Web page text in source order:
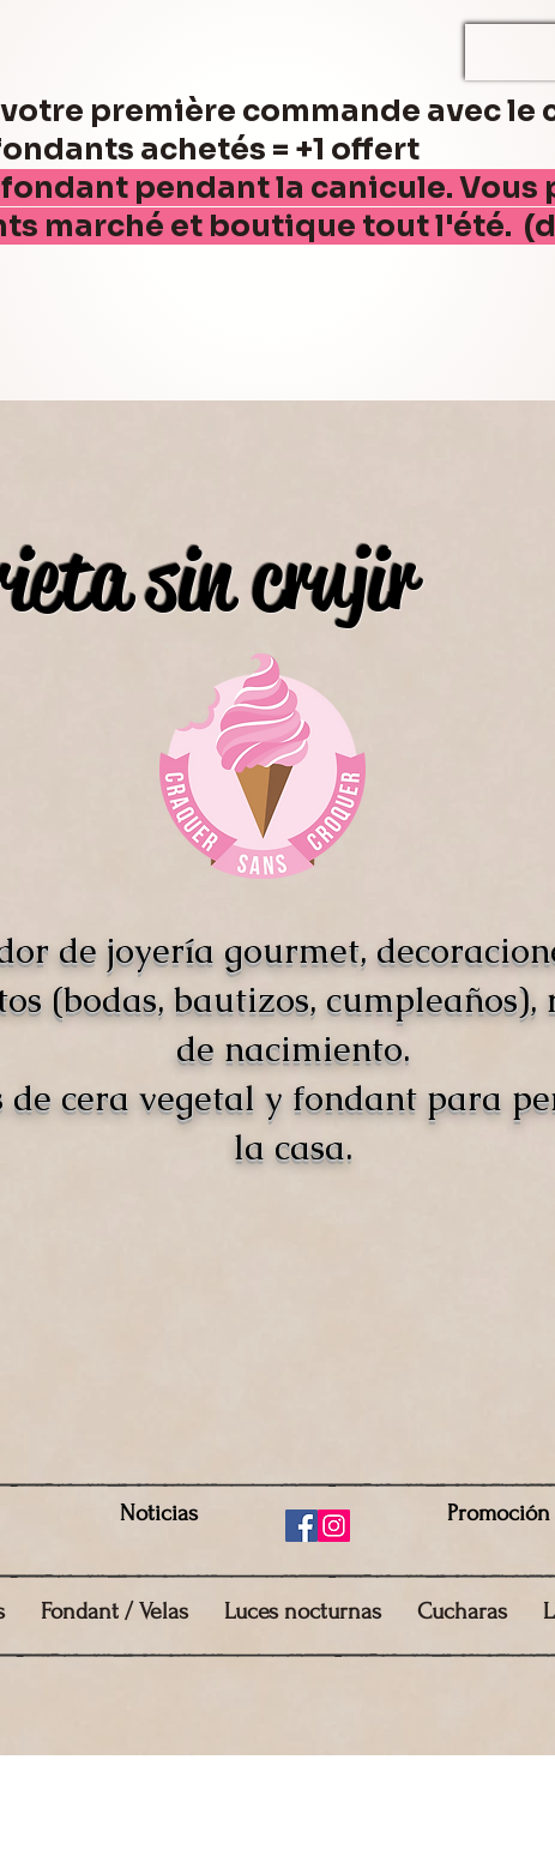
première commande avec le
achetés = +1 offert
pendant la canicule. Vous
marché et boutique tout l'été.
sin crujir
de joyería gourmet,
(bodas, bautizos, cumpleaños),
de nacimiento.
de cera vegetal y fondant para
la casa.
Noticias Promoción
Fondant / Velas Luces nocturnas Cucharas